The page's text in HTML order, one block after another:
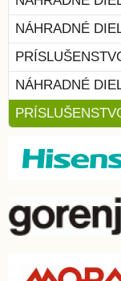
NÁHRADNÉ
NÁHRADNÉ